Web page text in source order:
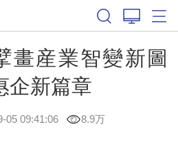
畫産業智變新圖
企新篇章
05 09:41:06 8.9万